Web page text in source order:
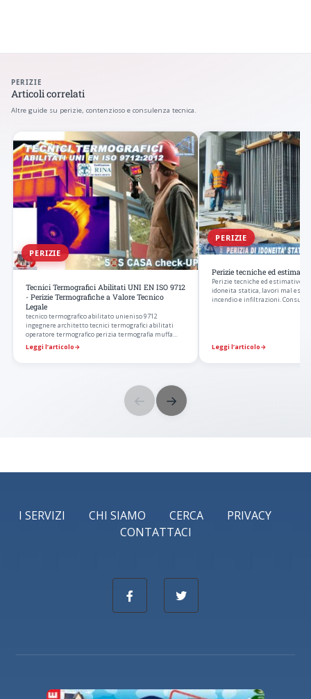
PERIZIE
Articoli correlati
Altre guide su perizie, contenzioso e consulenza tecnica.
PERIZIE
Tecnici Termografici Abilitati UNI EN ISO 9712
- Perizie Termografiche a Valore Tecnico
Legale
tecnico termografico abilitato unieniso 9712
ingegnere architetto tecnici termografici abilitati
operatore termografico perizia termografia muffa…
Leggi l’articolo→
PERIZIE
Perizie tecniche ed
Perizie tecniche ed estimative
idoneita statica, lavori mal
incendio e infiltrazioni.
Leggi l’articolo→
← →
I SERVIZI CHI SIAMO CERCA
PRIVACY
CONTATTACI